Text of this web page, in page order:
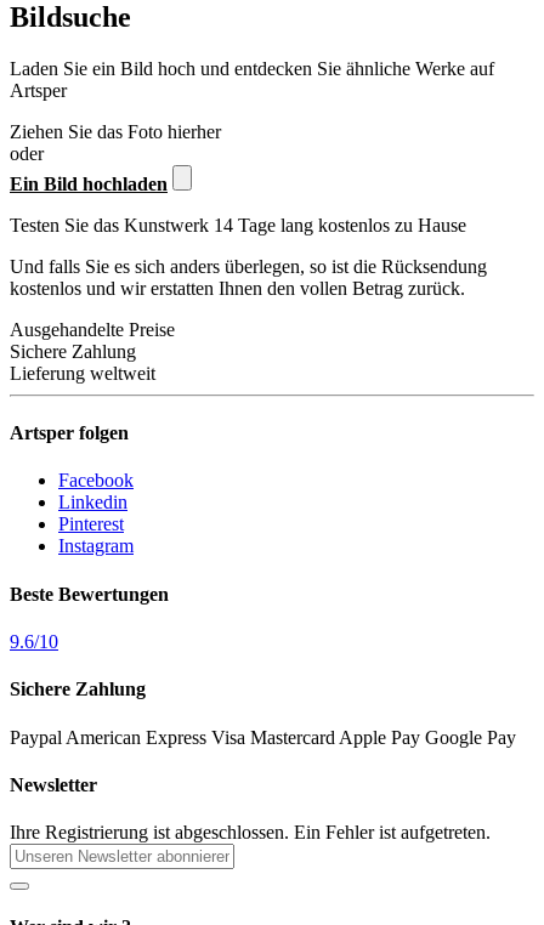
Bildsuche
Laden Sie ein Bild hoch und entdecken Sie ähnliche Werke auf
Artsper
Ziehen Sie das Foto hierher
oder
Ein Bild hochladen
Testen Sie das Kunstwerk 14 Tage lang kostenlos zu Hause
Und falls Sie es sich anders überlegen, so ist die Rücksendung
kostenlos und wir erstatten Ihnen den vollen Betrag zurück.
Ausgehandelte Preise
Sichere Zahlung
Lieferung weltweit
Artsper folgen
Facebook
Linkedin
Pinterest
Instagram
Beste Bewertungen
9.6/10
Sichere Zahlung
Paypal American Express Visa Mastercard Apple Pay Google Pay
Newsletter
Ihre Registrierung ist abgeschlossen. Ein Fehler ist aufgetreten.